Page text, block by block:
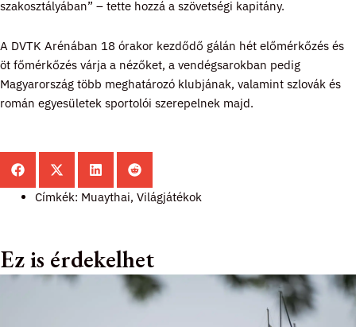
szakosztályában” – tette hozzá a szövetségi kapitány.
A DVTK Arénában 18 órakor kezdődő gálán hét előmérkőzés és
öt főmérkőzés várja a nézőket, a vendégsarokban pedig
Magyarország több meghatározó klubjának, valamint szlovák és
román egyesületek sportolói szerepelnek majd.
Címkék: Muaythai, Világjátékok
Ez is érdekelhet